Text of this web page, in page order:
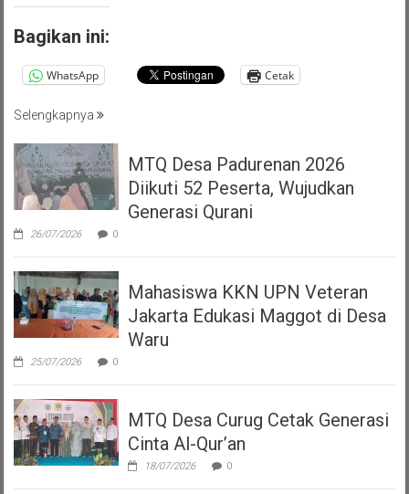
Bagikan ini:
WhatsApp Cetak
Selengkapnya
MTQ Desa Padurenan 2026
Diikuti 52 Peserta, Wujudkan
Generasi Qurani
26/07/2026 0
Mahasiswa KKN UPN Veteran
Jakarta Edukasi Maggot di Desa
Waru
25/07/2026 0
MTQ Desa Curug Cetak Generasi
Cinta Al-Qur’an
18/07/2026 0